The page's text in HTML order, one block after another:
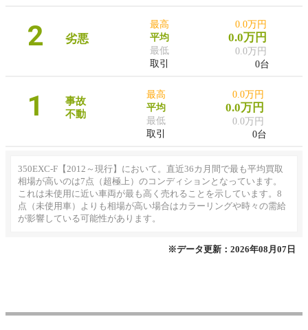
2 劣悪
最高
平均
最低
取引
0.0万円
0.0万円
0.0万円
0台
1
事故
不動
最高
平均
最低
取引
0.0万円
0.0万円
0.0万円
0台
350EXC-F【2012～現行】において。直近36カ月間で最も平均買取
相場が高いのは7点（超極上）のコンディションとなっています。
これは未使用に近い車両が最も高く売れることを示しています。8
点（未使用車）よりも相場が高い場合はカラーリングや時々の需給
が影響している可能性があります。
※データ更新：2026年08月07日